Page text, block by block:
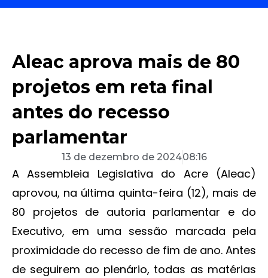
Aleac aprova mais de 80
projetos em reta final
antes do recesso
parlamentar
13 de dezembro de 202408:16
A Assembleia Legislativa do Acre (Aleac)
aprovou, na última quinta-feira (12), mais de
80 projetos de autoria parlamentar e do
Executivo, em uma sessão marcada pela
proximidade do recesso de fim de ano. Antes
de seguirem ao plenário, todas as matérias